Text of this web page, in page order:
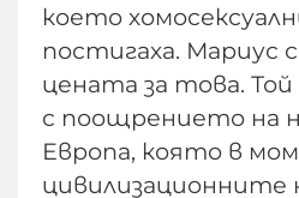
което
постигаха. Мариус
цената за това.
с поощрението на
Европа, която в
цивилизационните